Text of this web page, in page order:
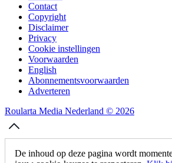
Contact
Copyright
Disclaimer
Privacy
Cookie instellingen
Voorwaarden
English
Abonnementsvoorwaarden
Adverteren
Roularta Media Nederland © 2026
De inhoud op deze pagina wordt